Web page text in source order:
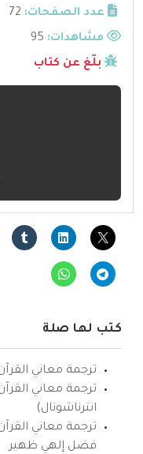
عدد الصفحات: 72
مشاهدات:
بلّغ عن كتاب
كتب لها صلة
ترجمة معاني القرآن
ترجمة معاني
انترناشونال)
ترجمة معاني
فضل إلهي ظهير